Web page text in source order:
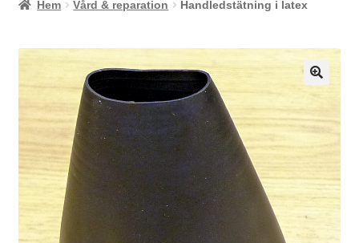
Hem Vård & reparation Handledstätning i latex